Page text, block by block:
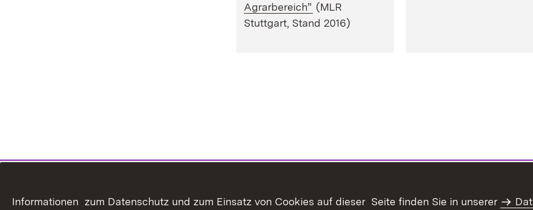
Agrarbereich" (MLR
Stuttgart, Stand 2016)
Informationen zum Datenschutz und zum Einsatz von Cookies auf dieser Seite finden Sie in unserer